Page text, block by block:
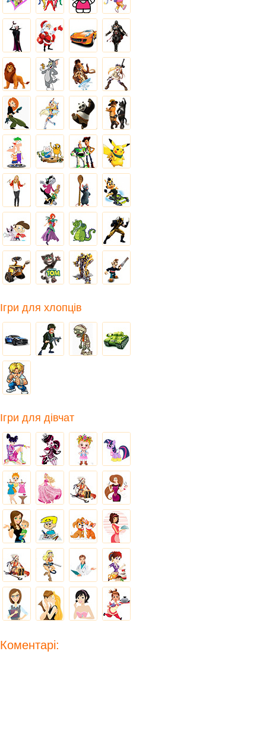
Ігри для хлопців
Ігри для дівчат
Коментарі: